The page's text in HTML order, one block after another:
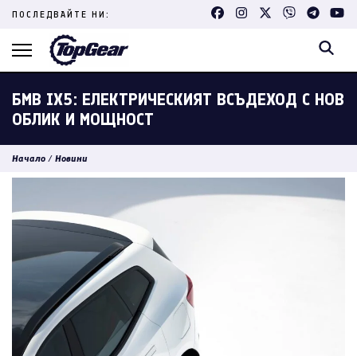
Skip
content
ПОСЛЕДВАЙТЕ НИ:
БМВ IX5: ЕЛЕКТРИЧЕСКИЯТ ВСЪДЕХОД С НОВ
ОБЛИК И МОЩНОСТ
Начало / Новини